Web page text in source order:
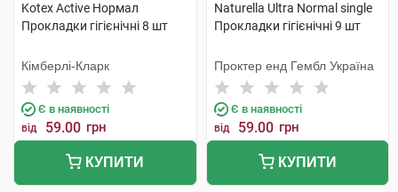
Kotex Active Нормал
Прокладки гігієнічні 8 шт
Кімберлі-Кларк
Є в наявності
від 59.00 грн
КУПИТИ
Naturella Ultra Normal single
Прокладки гігієнічні 9 шт
Проктер енд Гембл Україна
Є в наявності
від 59.00 грн
КУПИТИ